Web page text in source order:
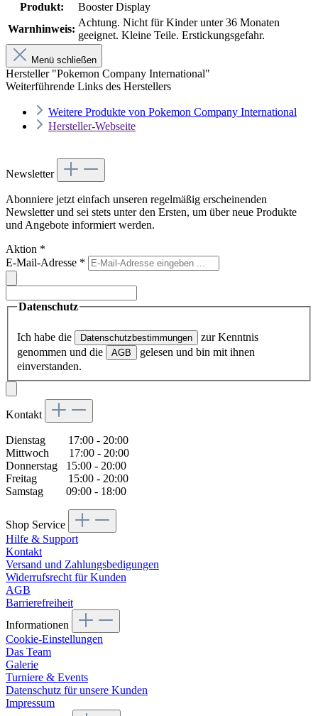
Produkt:
Booster Display
Warnhinweis:
Achtung. Nicht für Kinder unter 36 Monaten
geeignet. Kleine Teile. Erstickungsgefahr.
Menü schließen
Hersteller "Pokemon Company International"
Weiterführende Links des Herstellers
Weitere Produkte von Pokemon Company International
Hersteller-Webseite
Newsletter
Abonniere jetzt einfach unseren regelmäßig erscheinenden
Newsletter und sei stets unter den Ersten, um über neue Produkte
und Angebote informiert werden.
Aktion *
E-Mail-Adresse *
Datenschutz
Ich habe die Datenschutzbestimmungen
zur Kenntnis
genommen und die
AGB
gelesen und bin mit ihnen
einverstanden.
Kontakt
Dienstag 17:00 - 20:00
Mittwoch 17:00 - 20:00
Donnerstag 15:00 - 20:00
Freitag 15:00 - 20:00
Samstag 09:00 - 18:00
Shop Service
Hilfe & Support
Kontakt
Versand und Zahlungsbedigungen
Widerrufsrecht für Kunden
AGB
Barrierefreiheit
Informationen
Cookie-Einstellungen
Das Team
Galerie
Turniere & Events
Datenschutz für unsere Kunden
Impressum